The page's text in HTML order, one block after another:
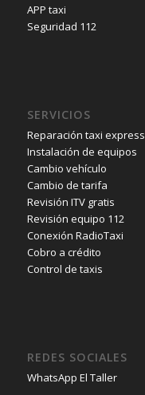
APP taxi
Seguridad 112
SERVICIOS
Reparación taxi express
Instalación de equipos
Cambio vehículo
Cambio de tarifa
Revisión ITV gratis
Revisión equipo 112
Conexión RadioTaxi
Cobro a crédito
Control de taxis
REDES SOCIALES
WhatsApp El Taller